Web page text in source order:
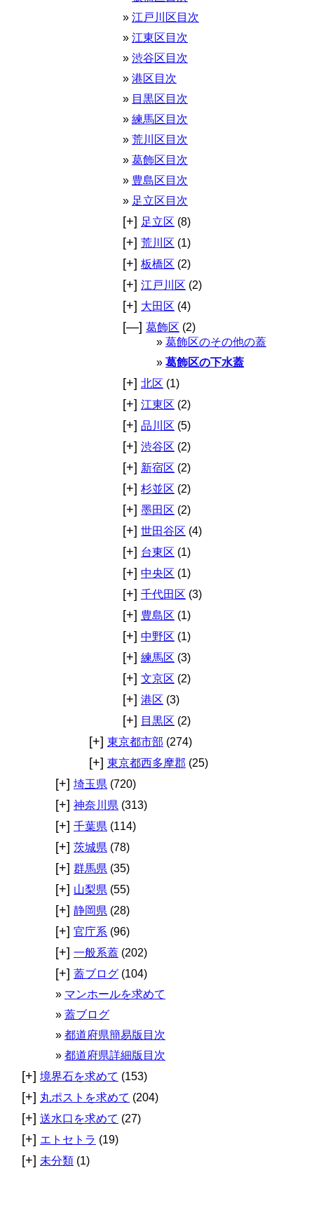
江戸川区目次
江東区目次
渋谷区目次
港区目次
目黒区目次
練馬区目次
荒川区目次
葛飾区目次
豊島区目次
足立区目次
[+] 足立区 (8)
[+] 荒川区 (1)
[+] 板橋区 (2)
[+] 江戸川区 (2)
[+] 大田区 (4)
[—] 葛飾区 (2)
葛飾区のその他の蓋
葛飾区の下水蓋
[+] 北区 (1)
[+] 江東区 (2)
[+] 品川区 (5)
[+] 渋谷区 (2)
[+] 新宿区 (2)
[+] 杉並区 (2)
[+] 墨田区 (2)
[+] 世田谷区 (4)
[+] 台東区 (1)
[+] 中央区 (1)
[+] 千代田区 (3)
[+] 豊島区 (1)
[+] 中野区 (1)
[+] 練馬区 (3)
[+] 文京区 (2)
[+] 港区 (3)
[+] 目黒区 (2)
[+] 東京都市部 (274)
[+] 東京都西多摩郡 (25)
[+] 埼玉県 (720)
[+] 神奈川県 (313)
[+] 千葉県 (114)
[+] 茨城県 (78)
[+] 群馬県 (35)
[+] 山梨県 (55)
[+] 静岡県 (28)
[+] 官庁系 (96)
[+] 一般系蓋 (202)
[+] 蓋ブログ (104)
マンホールを求めて
蓋ブログ
都道府県簡易版目次
都道府県詳細版目次
[+] 境界石を求めて (153)
[+] 丸ポストを求めて (204)
[+] 送水口を求めて (27)
[+] エトセトラ (19)
[+] 未分類 (1)